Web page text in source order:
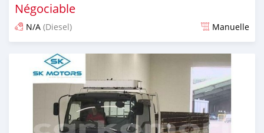
Négociable
N/A (Diesel) Manuelle
Publié il y a environ 5 ans